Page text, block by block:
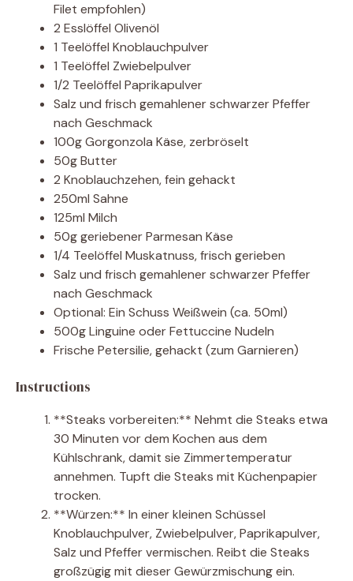
Filet empfohlen)
2 Esslöffel Olivenöl
1 Teelöffel Knoblauchpulver
1 Teelöffel Zwiebelpulver
1/2 Teelöffel Paprikapulver
Salz und frisch gemahlener schwarzer Pfeffer
nach Geschmack
100g Gorgonzola Käse, zerbröselt
50g Butter
2 Knoblauchzehen, fein gehackt
250ml Sahne
125ml Milch
50g geriebener Parmesan Käse
1/4 Teelöffel Muskatnuss, frisch gerieben
Salz und frisch gemahlener schwarzer Pfeffer
nach Geschmack
Optional: Ein Schuss Weißwein (ca. 50ml)
500g Linguine oder Fettuccine Nudeln
Frische Petersilie, gehackt (zum Garnieren)
Instructions
**Steaks vorbereiten:** Nehmt die Steaks etwa
30 Minuten vor dem Kochen aus dem
Kühlschrank, damit sie Zimmertemperatur
annehmen. Tupft die Steaks mit Küchenpapier
trocken.
**Würzen:** In einer kleinen Schüssel
Knoblauchpulver, Zwiebelpulver, Paprikapulver,
Salz und Pfeffer vermischen. Reibt die Steaks
großzügig mit dieser Gewürzmischung ein.